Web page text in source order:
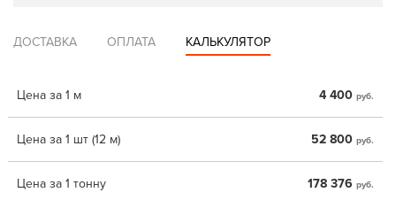
ДОСТАВКА ОПЛАТА КАЛЬКУЛЯТОР
Цена за 1 м 4 400 руб.
Цена за 1 шт (12 м) 52 800 руб.
Цена за 1 тонну 178 376 руб.